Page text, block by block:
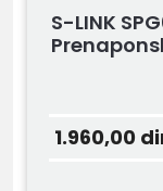
S-LINK
1.960,00